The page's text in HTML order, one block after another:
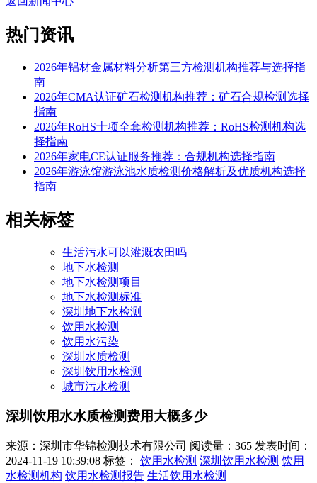
热门资讯
2026年铝材金属材料分析第三方检测机构推荐与选择指
南
2026年CMA认证矿石检测机构推荐：矿石合规检测选择
指南
2026年RoHS十项全套检测机构推荐：RoHS检测机构选
择指南
2026年家电CE认证服务推荐：合规机构选择指南
2026年游泳馆游泳池水质检测价格解析及优质机构选择
指南
相关标签
生活污水可以灌溉农田吗
地下水检测
地下水检测项目
地下水检测标准
深圳地下水检测
饮用水检测
饮用水污染
深圳水质检测
深圳饮用水检测
城市污水检测
深圳饮用水水质检测费用大概多少
来源：深圳市华锦检测技术有限公司 阅读量：365 发表时间：
2024-11-19 10:39:08 标签： 饮用水检测 深圳饮用水检测 饮用
水检测机构 饮用水检测报告 生活饮用水检测